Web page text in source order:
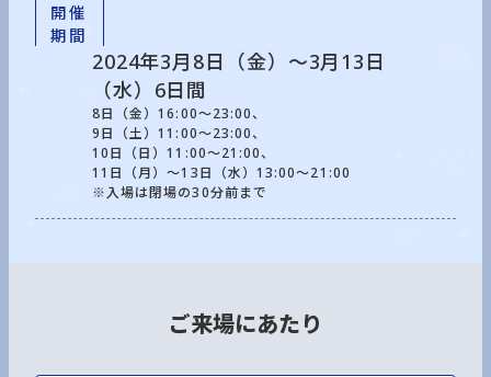
開催
期間
2024年3月8日（金）～3月13日
（水）6日間
8日（金）16:00～23:00、
9日（土）11:00～23:00、
10日（日）11:00～21:00、
11日（月）～13日（水）13:00～21:00
※入場は閉場の30分前まで
ご来場にあたり